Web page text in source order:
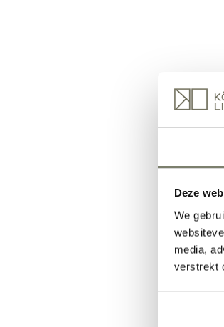
Deze
We
media,
verstrekt